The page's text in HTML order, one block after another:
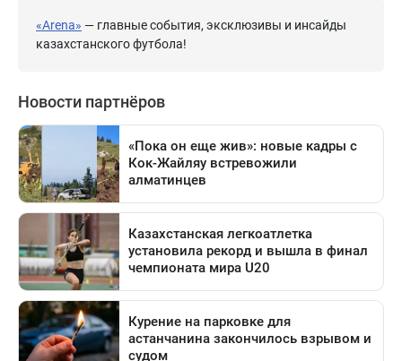
«Arena» — главные события, эксклюзивы и инсайды
казахстанского футбола!